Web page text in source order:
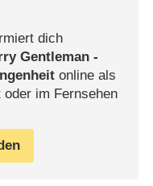
dich
Gentleman -
online als
im Fernsehen